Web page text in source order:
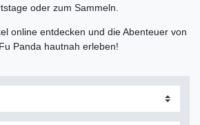
oder zum Sammeln.
online entdecken und die Abenteuer von
Panda hautnah erleben!